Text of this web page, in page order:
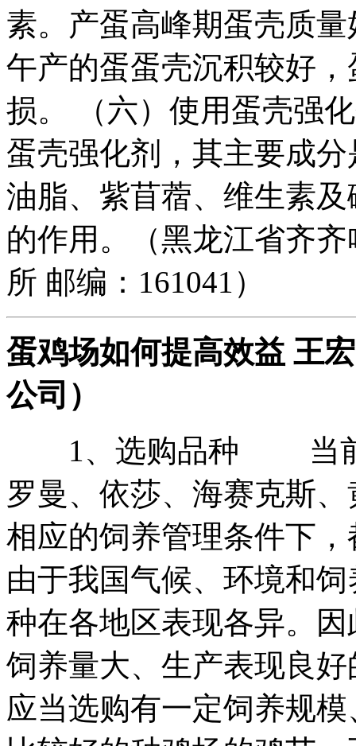
素。产蛋高峰期蛋壳质
午产的蛋蛋壳沉积较好
损。 （六）使用蛋壳强
蛋壳强化剂，其主要成
油脂、紫苜蓿、维生素
的作用。（黑龙江省齐
所 邮编：161041）
蛋鸡场如何提高效益 王
公司）
1、选购品种 当前
罗曼、依莎、海赛克斯
相应的饲养管理条件下
由于我国气候、环境和
种在各地区表现各异。
饲养量大、生产表现良
应当选购有一定饲养规